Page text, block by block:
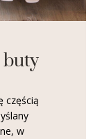
częścią
w